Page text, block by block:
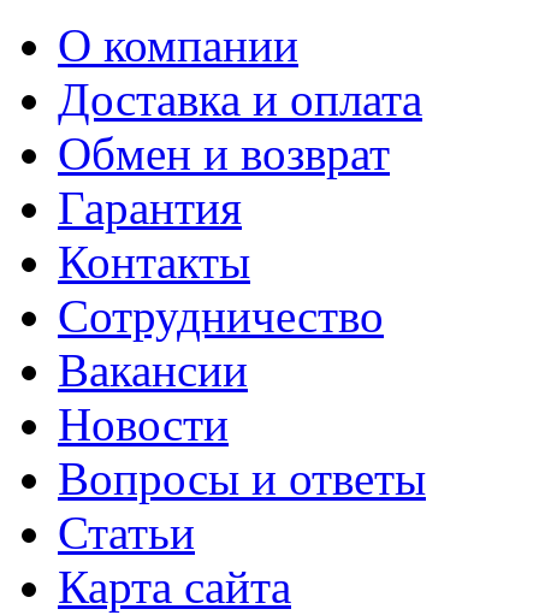
О компании
Доставка и оплата
Обмен и возврат
Гарантия
Контакты
Сотрудничество
Вакансии
Новости
Вопросы и ответы
Статьи
Карта сайта